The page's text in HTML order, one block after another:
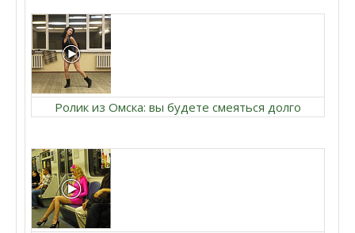
Ролик из Омска: вы будете смеяться долго